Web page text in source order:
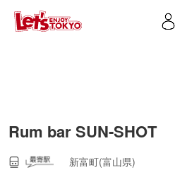
Rum bar SUN‐SHOT
新富町(富山県)